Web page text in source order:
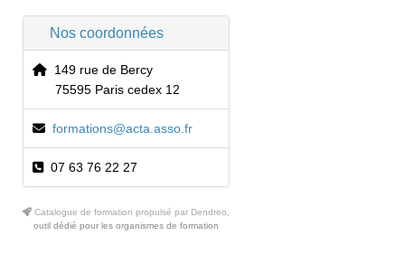
Nos coordonnées
149 rue de Bercy
75595 Paris cedex 12
formations@acta.asso.fr
07 63 76 22 27
Catalogue de formation propulsé par Dendreo,
outil dédié pour les organismes de formation